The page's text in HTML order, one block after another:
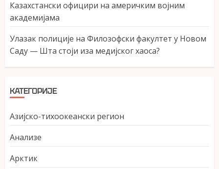
Казахстански официри на америчким војним
академијама
Улазак полиције на Филозофски факултет у Новом
Саду — Шта стоји иза медијског хаоса?
КАТЕГОРИЈЕ
Азијско-тихоокеански регион
Анализе
Арктик